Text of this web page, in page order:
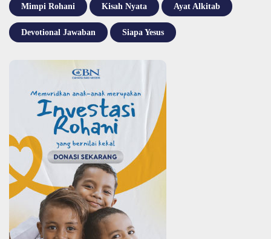
Mimpi Rohani Kisah Nyata Ayat Alkitab
Devotional Jawaban Siapa Yesus